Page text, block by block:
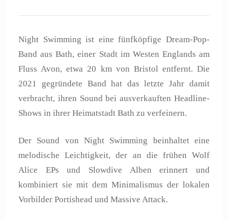
Night Swimming ist eine fünfköpfige Dream-Pop-
Band aus Bath, einer Stadt im Westen Englands am
Fluss Avon, etwa 20 km von Bristol entfernt. Die
2021 gegründete Band hat das letzte Jahr damit
verbracht, ihren Sound bei ausverkauften Headline-
Shows in ihrer Heimatstadt Bath zu verfeinern.
Der Sound von Night Swimming beinhaltet eine
melodische Leichtigkeit, der an die frühen Wolf
Alice EPs und Slowdive Alben erinnert und
kombiniert sie mit dem Minimalismus der lokalen
Vorbilder Portishead und Massive Attack.